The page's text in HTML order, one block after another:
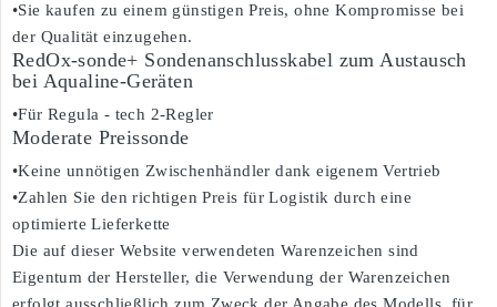
•Sie kaufen zu einem günstigen Preis, ohne Kompromisse bei
der Qualität einzugehen.
RedOx-sonde+ Sondenanschlusskabel zum Austausch
bei Aqualine-Geräten
•Für Regula - tech 2-Regler
Moderate Preissonde
•Keine unnötigen Zwischenhändler dank eigenem Vertrieb
•Zahlen Sie den richtigen Preis für Logistik durch eine
optimierte Lieferkette
Die auf dieser Website verwendeten Warenzeichen sind
Eigentum der Hersteller, die Verwendung der Warenzeichen